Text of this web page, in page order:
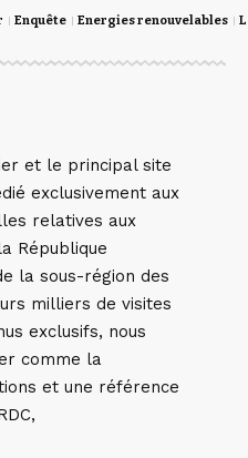
Enquête Energies renouvelables
et le principal site
exclusivement aux
relatives aux
République
la sous-région des
milliers de visites
exclusifs, nous
comme la
et une référence